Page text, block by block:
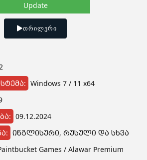
Windows 7 / 11 x64
09.12.2024
ინგლისური, რუსული და სხვა
Games / Alawar Premium
Update
ᲗᲠᲘᲚᲔᲠᲘ